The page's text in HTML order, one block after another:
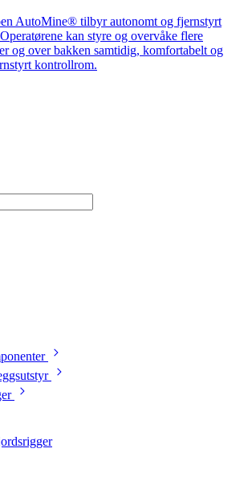
AutoMine® tilbyr autonomt og fjernstyrt
kan styre og overvåke flere
og over bakken samtidig, komfortabelt og
kontrollrom.